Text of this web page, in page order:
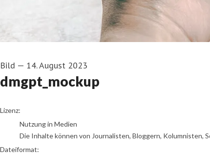
Bild — 14. August 2023
dmgpt_mockup
go to media item
Lizenz:
Nutzung in Medien
Die Inhalte können von Journalisten, Bloggern, Kolumnisten,
Dateiformat: